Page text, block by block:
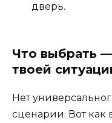
дверь.
Что выбрать
твоей
Нет
сценарии. Вот как